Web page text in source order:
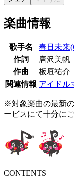
楽曲情報
歌手名
春日未来
作詞
唐沢美帆
作曲
板垣祐介
関連情報 アイドル
※対象楽曲の最新
ービスにて十分に
CONTENTS